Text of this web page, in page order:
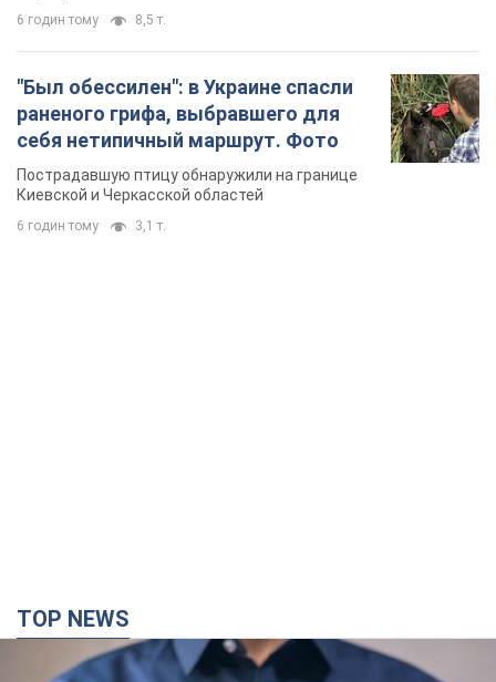
6 годин тому 8,5 т.
"Был обессилен": в Украине спасли
раненого грифа, выбравшего для
себя нетипичный маршрут. Фото
Пострадавшую птицу обнаружили на границе
Киевской и Черкасской областей
6 годин тому 3,1 т.
TOP NEWS